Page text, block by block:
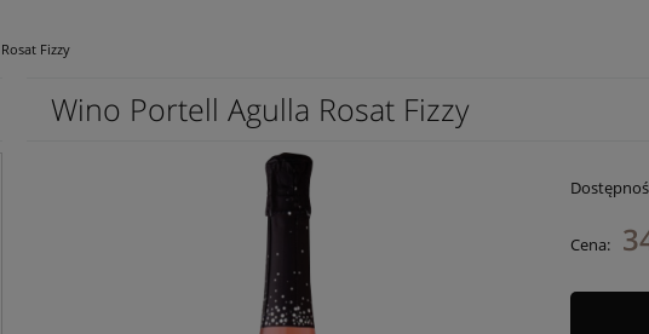
Fizzy
Wino Portell Agulla Rosat Fizzy
Cena: